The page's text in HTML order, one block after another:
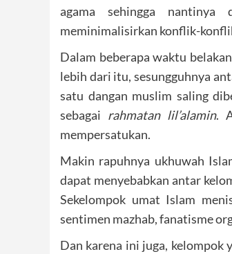
agama sehingga nantinya
meminimalisirkan konflik-
Dalam beberapa waktu
lebih dari itu, sesungguhnya
satu dangan muslim saling
sebagai rahmatan lil’alamin.
mempersatukan.
Makin rapuhnya ukhuwah
dapat menyebabkan antar
Sekelompok umat Islam
sentimen mazhab, fanatisme
Dan karena ini juga, kelompok